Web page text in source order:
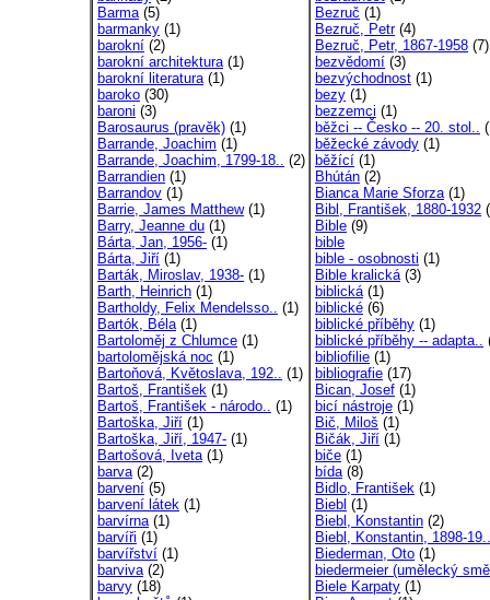
Barma(5)
barmanky (1)
barokní (2)
barokní architektura(1)
barokní literatura(1)
baroko (30)
baroni (3)
Barosaurus (pravěk) (1)
Barrande, Joachim (1)
Barrande, Joachim, 1799-18.. (2)
Barrandien (1)
Barrandov (1)
Barrie, James Matthew(1)
Barry, Jeanne du (1)
Bárta, Jan, 1956- (1)
Bárta, Jiří (1)
Barták, Miroslav, 1938- (1)
Barth, Heinrich (1)
Bartholdy, Felix Mendelsso.. (1)
Bartók, Béla(1)
Bartoloměj z Chlumce (1)
bartolomějská noc (1)
Bartoňová, Květoslava, 192.. (1)
Bartoš, František (1)
Bartoš, František - národo.. (1)
Bartoška, Jiří (1)
Bartoška, Jiří, 1947- (1)
Bartošová, Iveta(1)
barva(2)
barvení (5)
barvení látek (1)
barvírna(1)
barvíři (1)
barvířství (1)
barviva(2)
barvy (18)
Bezruč (1)
Bezruč, Petr(4)
Bezruč, Petr, 1867-1958 (7)
bezvědomí (3)
bezvýchodnost (1)
bezy (1)
bezzemci (1)
běžci -- Česko -- 20. stol..
běžecké závody (1)
běžící (1)
Bhútán (2)
Bianca Marie Sforza(1)
Bibl, František, 1880-1932
Bible (9)
bible
bible - osobnosti (1)
Bible kralická(3)
biblická(1)
biblické (6)
biblické příběhy (1)
biblické příběhy -- adapta..
bibliofilie (1)
bibliografie (17)
Bican, Josef (1)
bicí nástroje (1)
Bič, Miloš (1)
Bičák, Jiří (1)
biče (1)
bída(8)
Bidlo, František (1)
Biebl (1)
Biebl, Konstantin (2)
Biebl, Konstantin, 1898-19..
Biederman, Oto (1)
biedermeier (umělecký
Biele Karpaty (1)